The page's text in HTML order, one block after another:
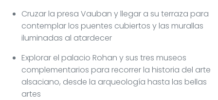
Cruzar la presa Vauban y llegar a su terraza para
contemplar los puentes cubiertos y las murallas
iluminadas al atardecer
Explorar el palacio Rohan y sus tres museos
complementarios para recorrer la historia del arte
alsaciano, desde la arqueología hasta las bellas
artes